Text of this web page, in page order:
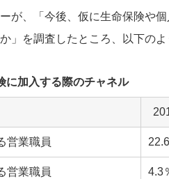
が、「今後、仮に生命保険や
」を調査したところ、以下のよ
加入する際のチャネル
営業職員
営業職員 4.3